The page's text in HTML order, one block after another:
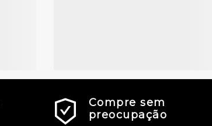
Compre sem
preocupação